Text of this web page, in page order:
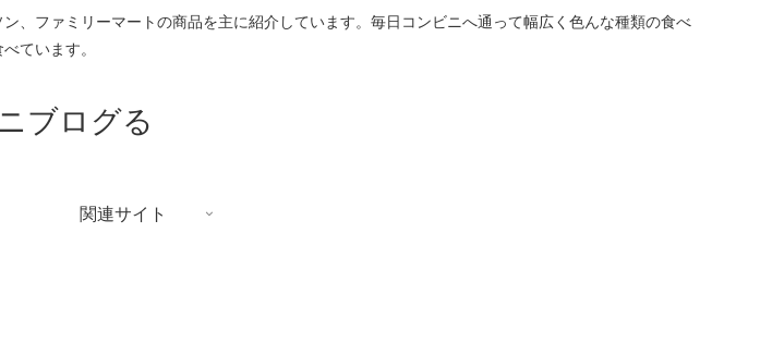
、ファミリーマートの商品を主に紹介しています。毎日コンビニへ通って幅広く色んな種類の食べ
ています。
ブログる
関連サイト